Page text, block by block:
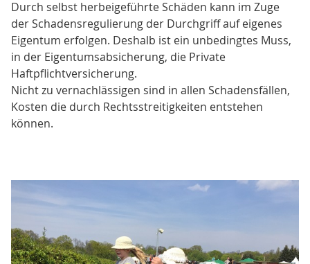
Durch selbst herbeigeführte Schäden kann im Zuge
der Schadensregulierung der Durchgriff auf eigenes
Eigentum erfolgen. Deshalb ist ein unbedingtes Muss,
in der Eigentumsabsicherung, die Private
Haftpflichtversicherung.
Nicht zu vernachlässigen sind in allen Schadensfällen,
Kosten die durch Rechtsstreitigkeiten entstehen
können.